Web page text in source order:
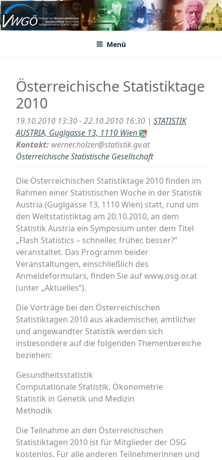
Zum
Inhalt
springenVWGÖ
Federation of Austrian Scientific Societies
Menü
Österreichische Statistiktage
2010
19.10.2010 13:30 - 22.10.2010 16:30 | STATISTIK
AUSTRIA, Guglgasse 13, 1110 Wien
Kontakt: werner.holzer@statistik.gv.at
Österreichische Statistische Gesellschaft
Die Österreichischen Statistiktage 2010 finden im
Rahmen einer Statistischen Woche in der Statistik
Austria (Guglgasse 13, 1110 Wien) statt, rund um
den Weltstatistiktag am 20.10.2010, an dem
Statistik Austria ein Symposium unter dem Titel
„Flash Statistics – schneller, früher, besser?“
veranstaltet. Das Programm beider
Veranstaltungen, einschließlich des
Anmeldeformulars, finden Sie auf www.osg.or.at
(unter „Aktuelles“).
Die Vorträge bei den Österreichischen
Statistiktagen 2010 aus akademischer, amtlicher
und angewandter Statistik werden sich
insbesondere auf die folgenden Themenbereiche
beziehen:
Gesundheitsstatistik
Computationale Statistik, Ökonometrie
Statistik in Genetik und Medizin
Methodik
Die Teilnahme an den Österreichischen
Statistiktagen 2010 ist für Mitglieder der ÖSG
kostenlos. Für alle anderen Teilnehmerinnen und